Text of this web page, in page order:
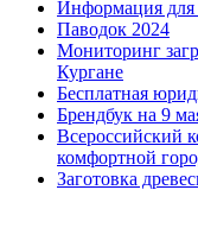
Информация для
Паводок 2024
Мониторинг
Кургане
Бесплатная
Брендбук на 9
Всероссийский
комфортной
Заготовка